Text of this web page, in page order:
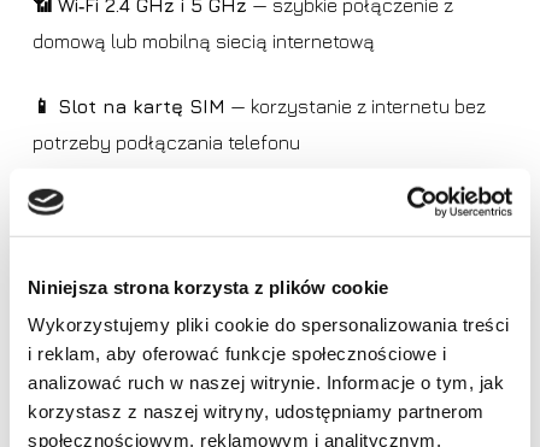
Niniejsza strona korzysta z plików cookie
Wykorzystujemy pliki cookie do spersonalizowania treści
i reklam, aby oferować funkcje społecznościowe i
analizować ruch w naszej witrynie. Informacje o tym, jak
korzystasz z naszej witryny, udostępniamy partnerom
społecznościowym, reklamowym i analitycznym.
Brak produktów w koszyku.
Idź do sklepu
📶 Wi‑Fi 2.4 GHz i 5 GHz — szybkie połączenie z
domową lub mobilną siecią internetową
📱 Slot na kartę SIM — korzystanie z internetu bez
potrzeby podłączania telefonu
🌐 Wbudowany moduł LTE
— stabilny dostęp do sieci
w trasie po włożeniu karty SIM
odtwarzanie muzyki
📡 Obsługa hotspotu— możliwość połączenia